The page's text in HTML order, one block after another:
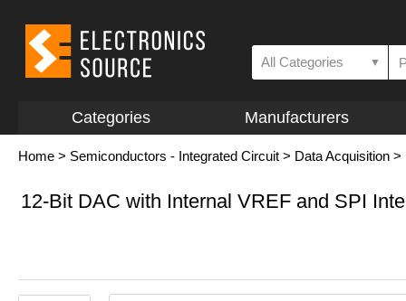
All Categories ▼
Categories Manufacturers
Home > Semiconductors - Integrated Circuit > Data Acquisition >
12-Bit DAC with Internal VREF and SPI